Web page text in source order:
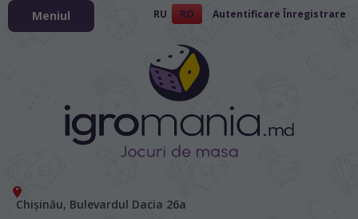
RU RO Autentificare Înregistrare
Chișinău, Bulevardul Dacia 26а
Meniul